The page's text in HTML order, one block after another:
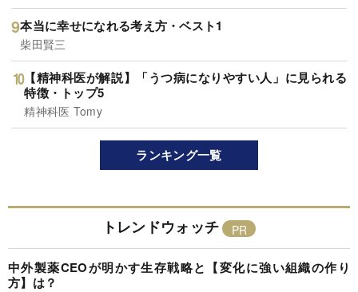
本当に幸せになれる考え方・ベスト1
柴田賢三
【精神科医が解説】「うつ病になりやすい人」に見られる
特徴・トップ5
精神科医 Tomy
ランキング一覧
トレンドウォッチ
中外製薬CEOが明かす生存戦略と【変化に強い組織の作り
方】は？